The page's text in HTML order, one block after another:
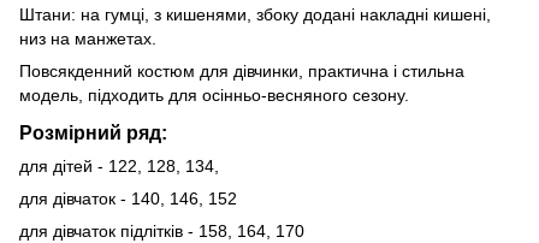
Штани: на гумці, з кишенями, збоку додані накладні кишені,
низ на манжетах.
Повсякденний костюм для дівчинки, практична і стильна
модель, підходить для осінньо-весняного сезону.
Розмірний ряд:
для дітей - 122, 128, 134,
для дівчаток - 140, 146, 152
для дівчаток підлітків - 158, 164, 170